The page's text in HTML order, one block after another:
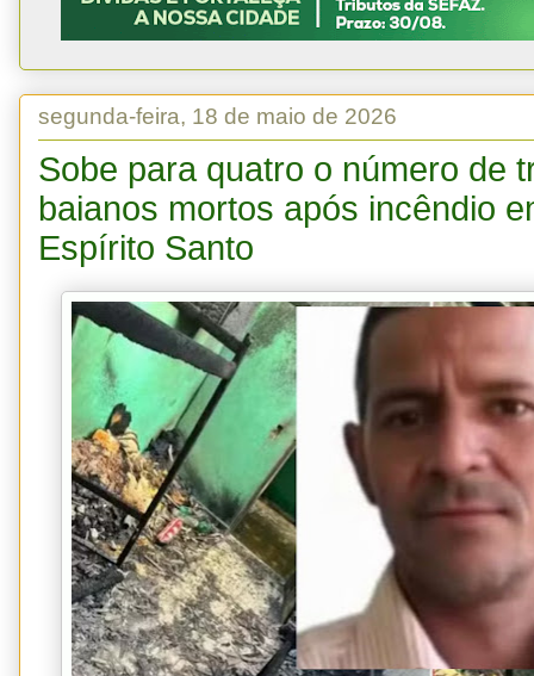
segunda-feira, 18 de maio de 2026
Sobe para quatro o número de
baianos mortos após incêndio
Espírito Santo